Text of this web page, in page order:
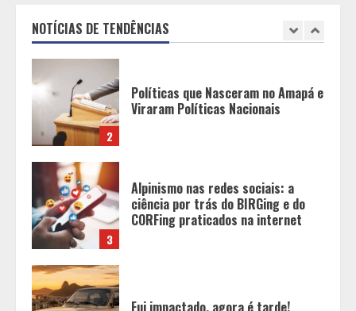
NOTÍCIAS DE TENDÊNCIAS
2
3
Alpinismo nas redes sociais: a
ciência por trás do BIRGing e do
CORFing praticados na internet
4
Fui impactado, agora é tarde!
comanda o maior e o mais